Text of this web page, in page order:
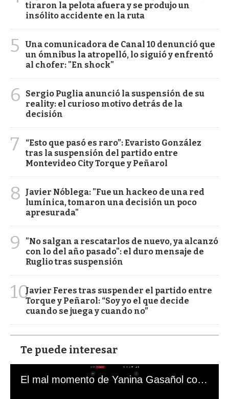
tiraron la pelota afuera y se produjo un
insólito accidente en la ruta
5
Una comunicadora de Canal 10 denunció que
un ómnibus la atropelló, lo siguió y enfrentó
al chofer: "En shock"
6
Sergio Puglia anunció la suspensión de su
reality: el curioso motivo detrás de la
decisión
7
“Esto que pasó es raro”: Evaristo González
tras la suspensión del partido entre
Montevideo City Torque y Peñarol
8
Javier Nóblega: "Fue un hackeo de una red
lumínica, tomaron una decisión un poco
apresurada"
9
"No salgan a rescatarlos de nuevo, ya alcanzó
con lo del año pasado": el duro mensaje de
Ruglio tras suspensión
10Javier Feres tras suspender el partido entre
Torque y Peñarol: “Soy yo el que decide
cuando se juega y cuando no”
Te puede interesar
El mal momento de Yanina Gasañol con un hincha argentino en "Subrayado"